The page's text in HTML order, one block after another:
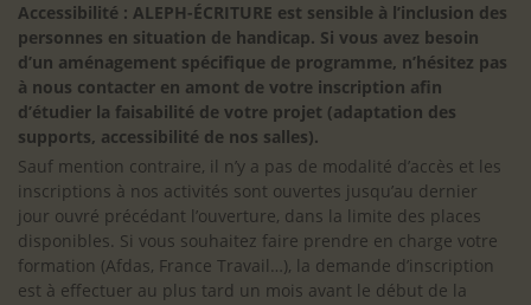
Accessibilité : ALEPH-ÉCRITURE est sensible à l’inclusion des
personnes en situation de handicap. Si vous avez besoin
d’un aménagement spécifique de programme, n’hésitez pas
à nous contacter en amont de votre inscription afin
d’étudier la faisabilité de votre projet (adaptation des
supports, accessibilité de nos salles).
Sauf mention contraire, il n’y a pas de modalité d’accès et les
inscriptions à nos activités sont ouvertes jusqu’au dernier
jour ouvré précédant l’ouverture, dans la limite des places
disponibles. Si vous souhaitez faire prendre en charge votre
formation (Afdas, France Travail…), la demande d’inscription
est à effectuer au plus tard un mois avant le début de la